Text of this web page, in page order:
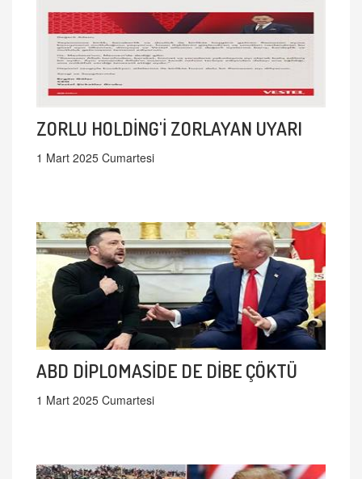
ZORLU HOLDİNG'İ ZORLAYAN UYARI
1 Mart 2025 Cumartesi
ABD DİPLOMASİDE DE DİBE ÇÖKTÜ
1 Mart 2025 Cumartesi